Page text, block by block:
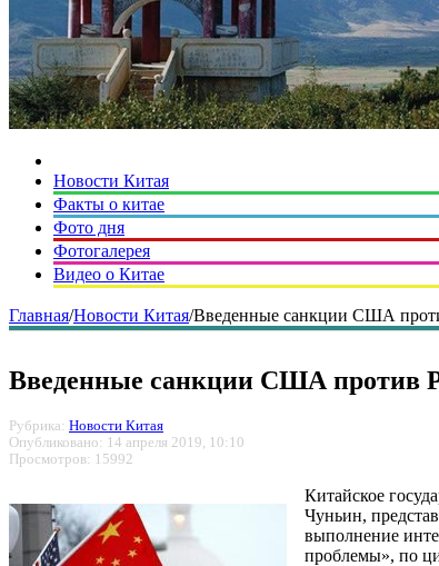
Новости Китая
Факты о китае
Фото дня
Фотогалерея
Видео о Китае
Главная/Новости Китая/Введенные санкции США
Введенные санкции США против
Рубрика: Новости Китая
Опубликовано: 14 апреля 2019, 10:10
Просмотров: 15992
Китайское
Чуньин,
выполнение
проблемы», по